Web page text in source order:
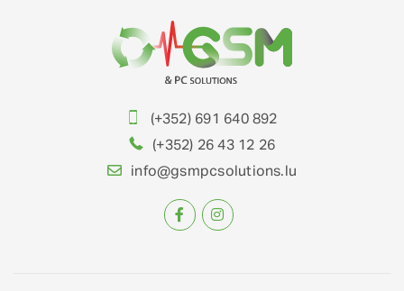
(+352) 691 640 892
(+352) 26 43 12 26
info@gsmpcsolutions.lu